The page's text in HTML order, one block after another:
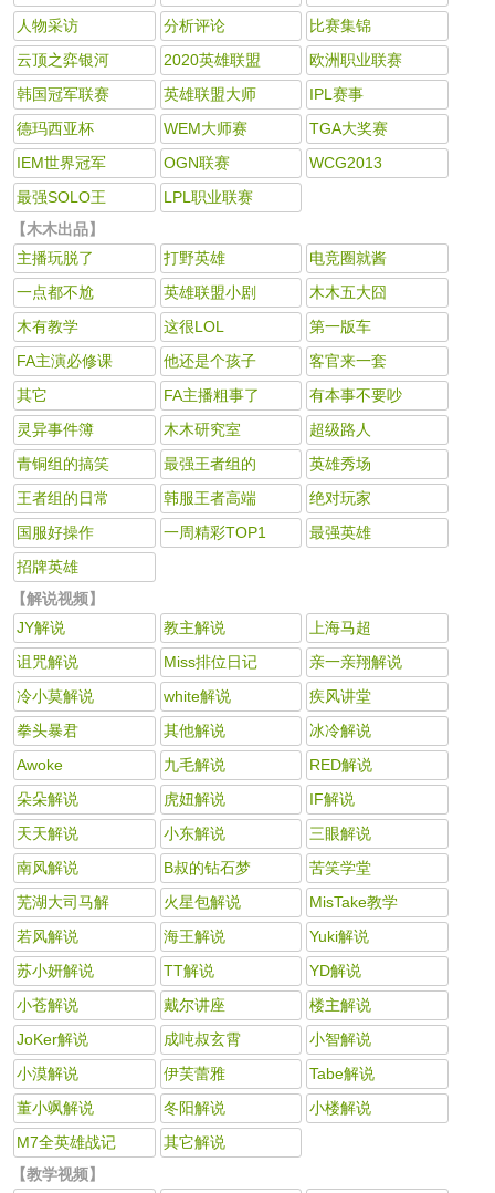
人物采访
分析评论
比赛集锦
云顶之弈银河
2020英雄联盟
欧洲职业联赛
韩国冠军联赛
英雄联盟大师
IPL赛事
德玛西亚杯
WEM大师赛
TGA大奖赛
IEM世界冠军
OGN联赛
WCG2013
最强SOLO王
LPL职业联赛
【木木出品】
主播玩脱了
打野英雄
电竞圈就酱
一点都不尬
英雄联盟小剧
木木五大囧
木有教学
这很LOL
第一版车
FA主演必修课
他还是个孩子
客官来一套
其它
FA主播粗事了
有本事不要吵
灵异事件簿
木木研究室
超级路人
青铜组的搞笑
最强王者组的
英雄秀场
王者组的日常
韩服王者高端
绝对玩家
国服好操作
一周精彩TOP1
最强英雄
招牌英雄
【解说视频】
JY解说
教主解说
上海马超
诅咒解说
Miss排位日记
亲一亲翔解说
冷小莫解说
white解说
疾风讲堂
拳头暴君
其他解说
冰冷解说
Awoke
九毛解说
RED解说
朵朵解说
虎妞解说
IF解说
天天解说
小东解说
三眼解说
南风解说
B叔的钻石梦
苦笑学堂
芜湖大司马解
火星包解说
MisTake教学
若风解说
海王解说
Yuki解说
苏小妍解说
TT解说
YD解说
小苍解说
戴尔讲座
楼主解说
JoKer解说
成吨叔玄霄
小智解说
小漠解说
伊芙蕾雅
Tabe解说
董小飒解说
冬阳解说
小楼解说
M7全英雄战记
其它解说
【教学视频】